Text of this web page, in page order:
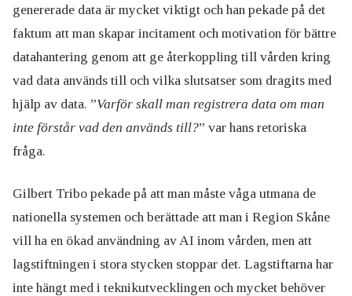
genererade data är mycket viktigt och han pekade på det
faktum att man skapar incitament och motivation för bättre
datahantering genom att ge återkoppling till vården kring
vad data används till och vilka slutsatser som dragits med
hjälp av data. ”Varför skall man registrera data om man
inte förstår vad den används till?” var hans retoriska
fråga.
Gilbert Tribo pekade på att man måste våga utmana de
nationella systemen och berättade att man i Region Skåne
vill ha en ökad användning av AI inom vården, men att
lagstiftningen i stora stycken stoppar det. Lagstiftarna har
inte hängt med i teknikutvecklingen och mycket behöver